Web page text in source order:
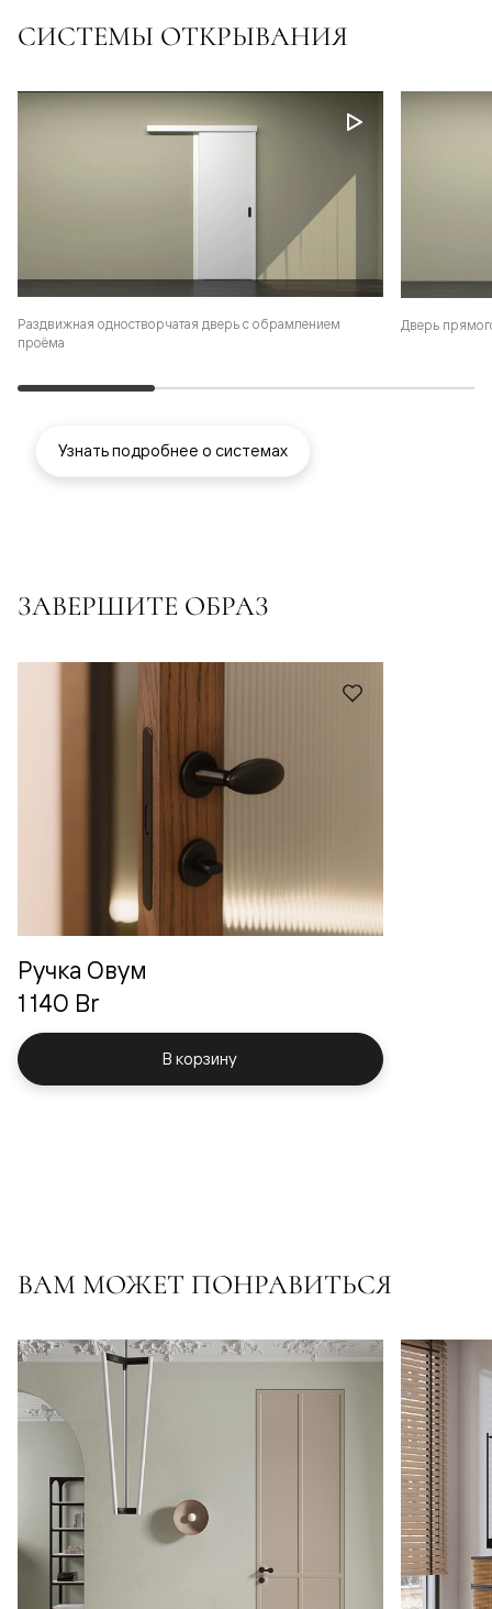
СИСТЕМЫ ОТКРЫВАНИЯ
Раздвижная одностворчатая дверь с обрамлением
проёма
Дверь
Узнать подробнее о системах
ЗАВЕРШИТЕ ОБРАЗ
Ручка Овум
1 140 Br
В корзину
ВАМ МОЖЕТ ПОНРАВИТЬСЯ